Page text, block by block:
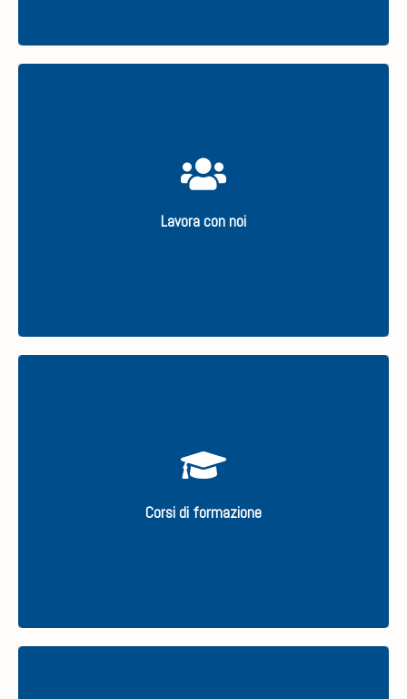
Lavora con noi
Inviaci la tua candidatura spontanea o cerca tra le
offerte
SCOPRI IL NOSTRO SERVIZIO
Corsi di formazione
Sfoglia il nostro catalogo corsi
SCOPRI